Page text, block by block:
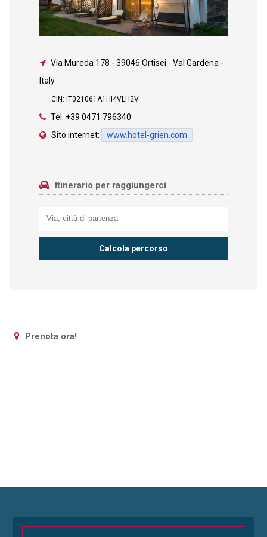
Via Mureda 178 - 39046 Ortisei - Val Gardena -
Italy
CIN: IT021061A1HI4VLH2V
Tel. +39 0471 796340
Sito internet:
www.hotel-grien.com
Itinerario per raggiungerci
Prenota ora!